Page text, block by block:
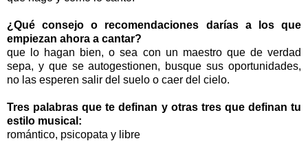
¿Qué consejo o recomendaciones darías a los que
empiezan ahora a cantar?
que lo hagan bien, o sea con un maestro que de verdad
sepa, y que se autogestionen, busque sus oportunidades,
no las esperen salir del suelo o caer del cielo.
Tres palabras que te definan y otras tres que definan tu
estilo musical:
romántico, psicopata y libre